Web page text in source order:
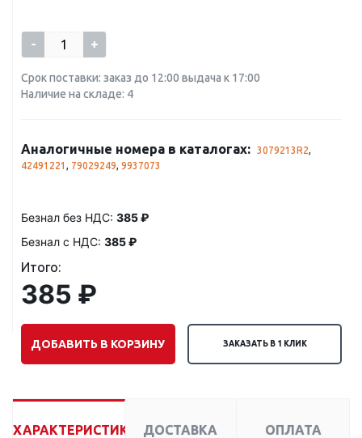
- +
Срок поставки: заказ до 12:00 выдача к 17:00
Наличие на складе: 4
Аналогичные номера в каталогах: 3079213R2,
42491221 , 79029249, 9937073
Безнал без НДС: 385 ₽
Безнал с НДС: 385 ₽
Итого:
385 ₽
ДОБАВИТЬ В КОРЗИНУ ЗАКАЗАТЬ В 1 КЛИК
ХАРАКТЕРИСТИКИ ДОСТАВКА ОПЛАТА